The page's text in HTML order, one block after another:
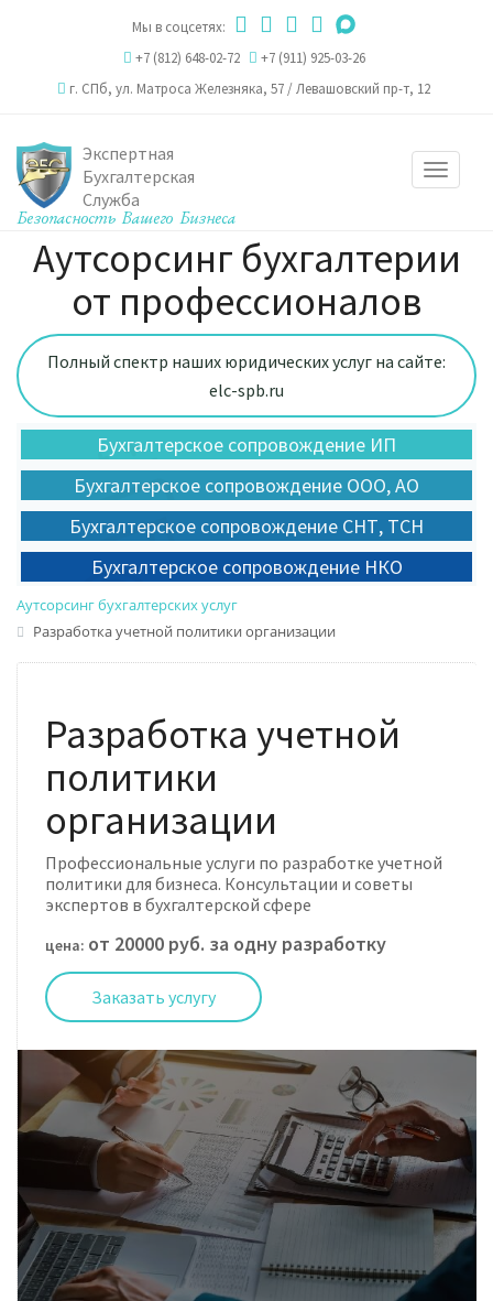
Мы в соцсетях:
+7 (812) 648-02-72
+7 (911) 925-03-26
г. СПб, ул. Матроса Железняка, 57 /Левашовский пр-т, 12
Toggle
Экспертная
Бухгалтерская
Служба
Аутсорсинг бухгалтерии
от профессионалов
Полный спектр наших юридических услуг на сайте:
elc-spb.ru
Бухгалтерское сопровождение ИП
Бухгалтерское сопровождение ООО, АО
Бухгалтерское сопровождение СНТ, ТСН
Бухгалтерское сопровождение НКО
Аутсорсинг бухгалтерских услуг
Разработка учетной политики организации
Разработка учетной
политики
организации
Профессиональные услуги по разработке учетной
политики для бизнеса. Консультации и советы
экспертов в бухгалтерской сфере
цена: от 20000 руб. за одну разработку
Заказать услугу